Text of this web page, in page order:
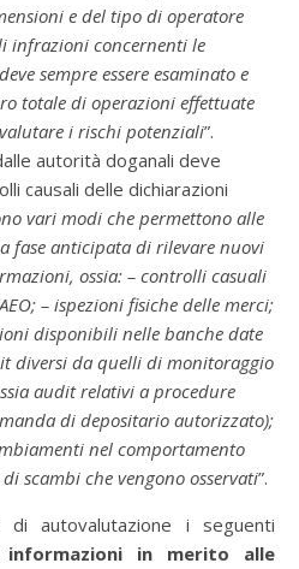
e del tipo di operatore
infrazioni concernenti le
sempre essere esaminato e
totale di operazioni effettuate
i rischi potenziali”.
autorità doganali deve
causali delle dichiarazioni
vari modi che permettono alle
fase anticipata di rilevare nuovi
ossia: – controlli casuali
– ispezioni fisiche delle merci;
disponibili nelle banche date
diversi da quelli di monitoraggio
audit relativi a procedure
di depositario autorizzato);
nel comportamento
scambi che vengono osservati”.
di autovalutazione i seguenti
informazioni in merito alle